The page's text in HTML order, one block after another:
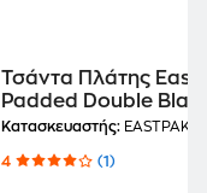
Τσάντα Πλάτης
Padded Double
Denim
Κατασκευαστής: EASTPAK
4 (1)